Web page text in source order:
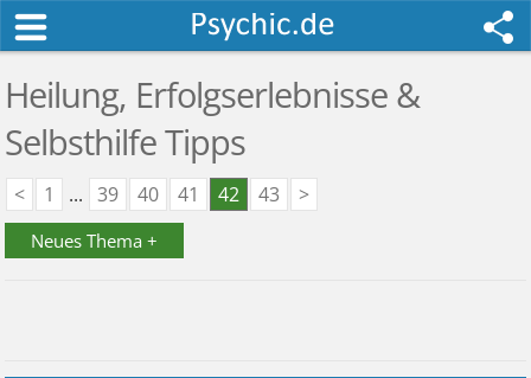
Heilung, Erfolgserlebnisse &
Selbsthilfe Tipps
< 1 ... 39 40 41 42 43 >
Neues Thema +